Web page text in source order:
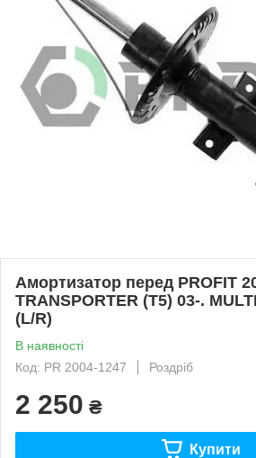
Амортизатор перед PROFIT
TRANSPORTER (T5) 03-.
(L/R)
В наявності
Код: PR 2004-1247
Роздріб
2 250 ₴
Купити